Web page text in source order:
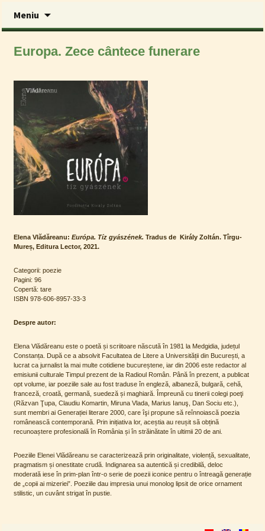
Meniu
Lector Kiadó
Europa. Zece cântece funerare
Elena Vlădăreanu: Európa. Tíz gyászének. Tradus de Király Zoltán. Tîrgu-
Mureș, Editura Lector, 2021.
Categorii: poezie
Pagini: 96
Copertă: tare
ISBN 978-606-8957-33-3
Despre autor:
Elena Vlădăreanu este o poetă și scriitoare născută în 1981 la Medgidia, județul
Constanța. După ce a absolvit Facultatea de Litere a Universității din București, a
lucrat ca jurnalist la mai multe cotidiene bucureștene, iar din 2006 este redactor al
emisiunii culturale Timpul prezent de la Radioul Român. Până în prezent, a publicat
opt volume, iar poeziile sale au fost traduse în engleză, albaneză, bulgară, cehă,
franceză, croată, germană, suedeză și maghiară. Împreună cu tinerii colegi poeţi
(Răzvan Ţupa, Claudiu Komartin, Miruna Vlada, Marius Ianuş, Dan Sociu etc.),
sunt membri ai Generației literare 2000, care îşi propune să reînnoiască poezia
românească contemporană. Prin inițiativa lor, aceștia au reușit să obțină
recunoaștere profesională în România și în străinătate în ultimii 20 de ani.
Poeziile Elenei Vlădăreanu se caracterizează prin originalitate, violență, sexualitate,
pragmatism și onestitate crudă. Indignarea sa autentică și credibilă, deloc
moderată iese în prim-plan într-o serie de poezii iconice pentru o întreagă generație
de „copii ai mizeriei”. Poeziile dau impresia unui monolog lipsit de orice ornament
stilistic, un cuvânt strigat în pustie.